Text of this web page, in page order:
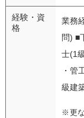
経験・資
格
業務
問) ■
士(1
・管
級建
※更